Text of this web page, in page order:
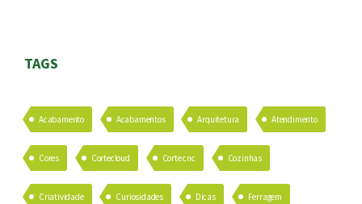
TAGS
Acabamento Acabamentos Arquitetura Atendimento
Cores Cortecloud Corte cnc Cozinhas
Criatividade Curiosidades Dicas Ferragem